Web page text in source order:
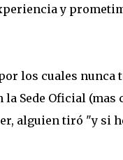
y
los cuales nunca
Sede Oficial (mas
alguien tiró "y si